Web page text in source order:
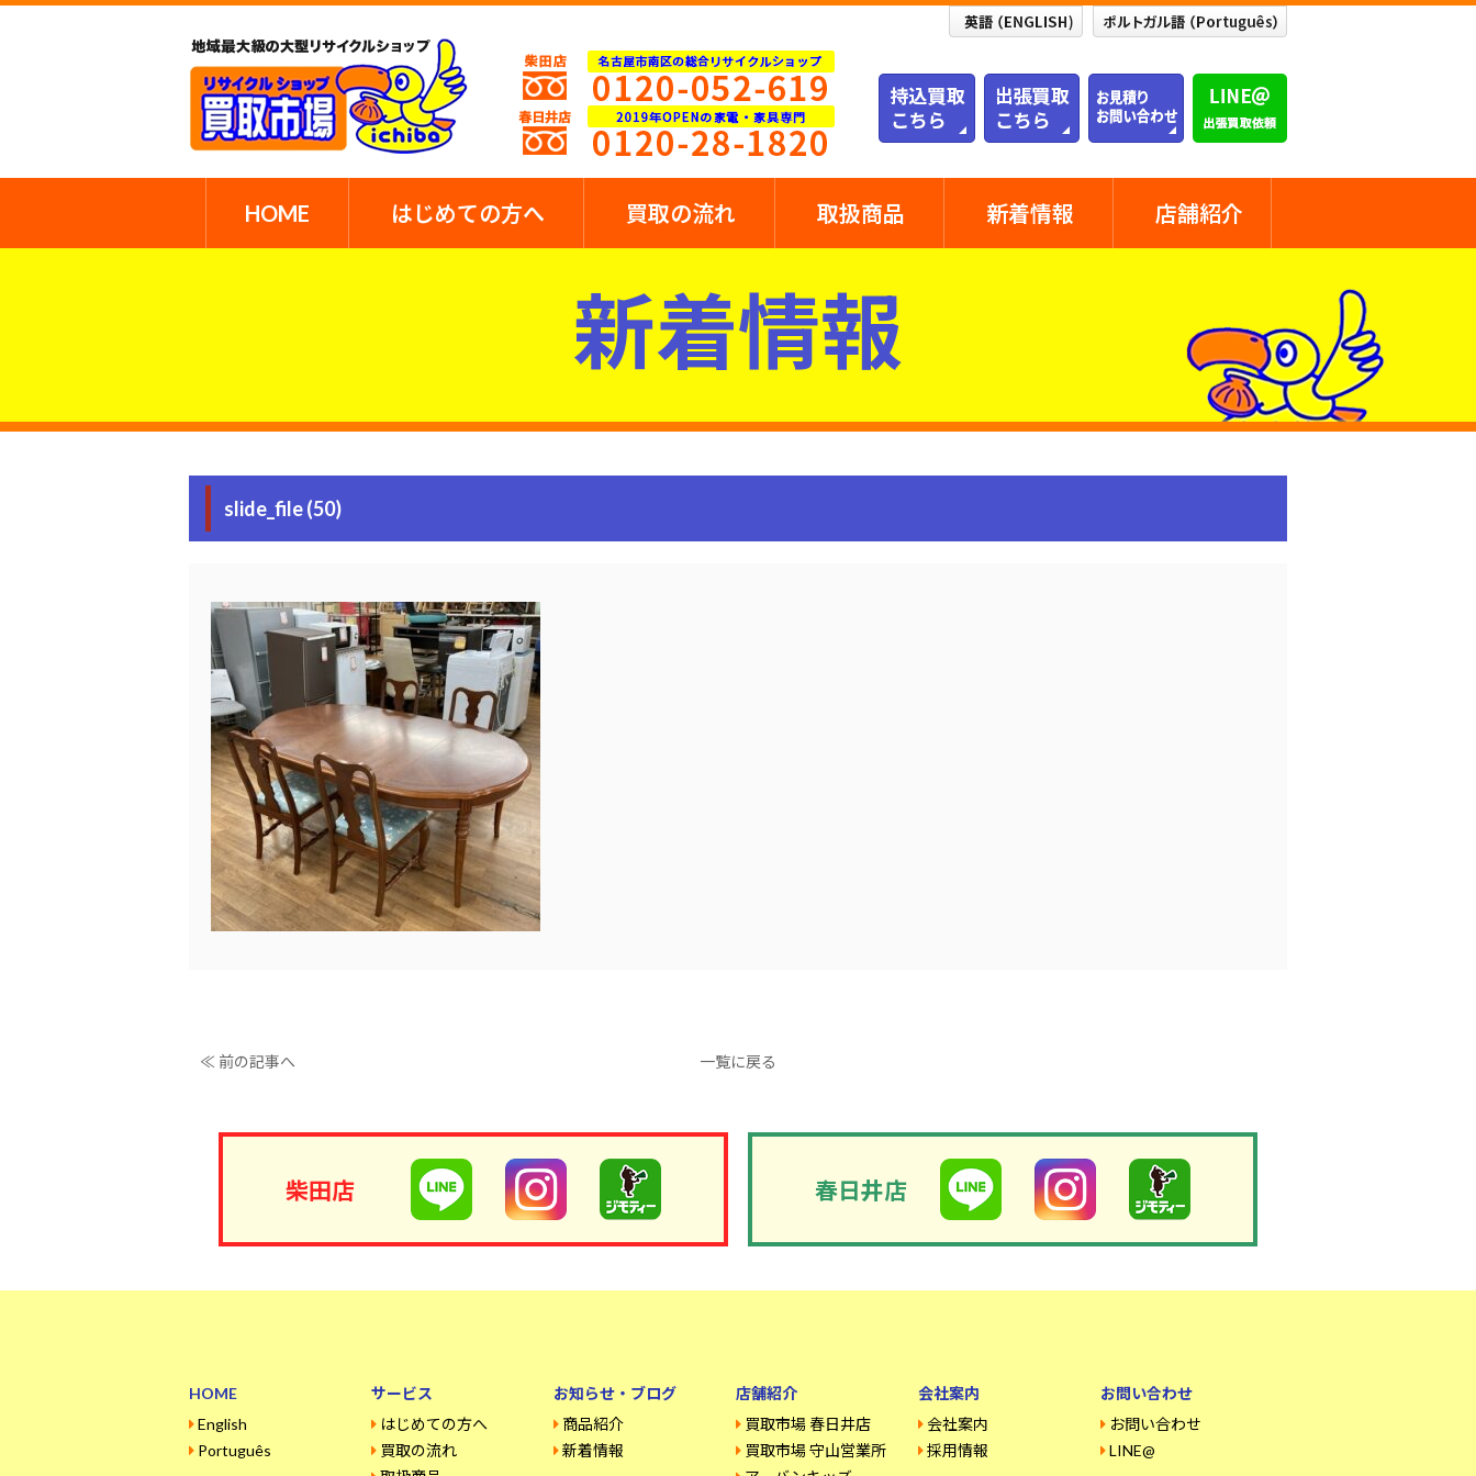
HOME はじめての方へ 買取の流れ 取扱商品 新着情報 店舗紹介
新着情報
slide_file (50)
≪ 前の記事へ 一覧に戻る
柴田店 春日井店
HOME
English
Português
サービス
はじめての方へ
買取の流れ
お知らせ・ブログ
商品紹介
新着情報
店舗紹介
買取市場 春日井店
買取市場 守山営業所
会社案内
会社案内
採用情報
お問い合わせ
お問い合わせ
LINE@